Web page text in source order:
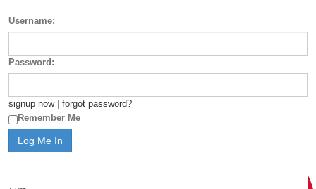
Username:
Password:
signup now| forgot password?
Remember Me